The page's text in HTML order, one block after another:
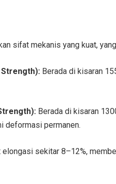
sifat mekanis yang kuat,
Berada di kisaran
Berada di kisaran
deformasi permanen.
sekitar 8–12%,